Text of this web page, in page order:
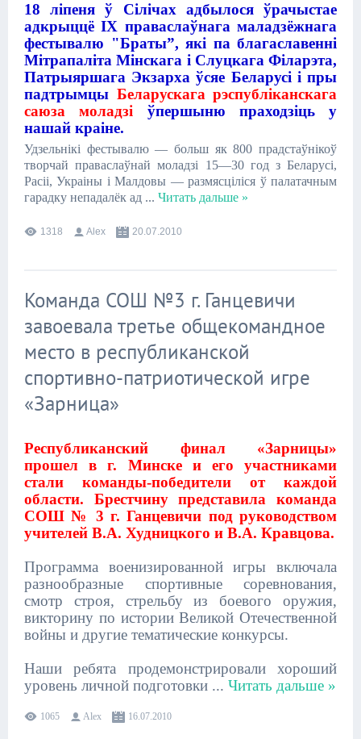
18 ліпеня ў Сілічах адбылося ўрачыстае
адкрыццё IX праваслаўнага маладзёжнага
фестывалю "Браты”, які па благаславенні
Мітрапаліта Мінскага і Слуцкага Філарэта,
Патрыяршага Экзарха ўсяе Беларусі і пры
падтрымцы Беларускага рэспубліканскага
саюза моладзі ўпершыню праходзіць у
нашай краіне.
Удзельнікі фестывалю — больш як 800 прадстаўнікоў
творчай праваслаўнай моладзі 15—30 год з Беларусі,
Расіі, Украіны і Малдовы — размясціліся ў палатачным
гарадку непадалёк ад ... Читать дальше »
1318 Alex 20.07.2010
Команда СОШ №3 г. Ганцевичи
завоевала третье общекомандное
место в республиканской
спортивно-патриотической игре
«Зарница»
Республиканский финал «Зарницы»
прошел в г. Минске и его участниками
стали команды-победители от каждой
области. Брестчину представила команда
СОШ № 3 г. Ганцевичи под руководством
учителей В.А. Худницкого и В.А. Кравцова.
Программа военизированной игры включала
разнообразные спортивные соревнования,
смотр строя, стрельбу из боевого оружия,
викторину по истории Великой Отечественной
войны и другие тематические конкурсы.
Наши ребята продемонстрировали хороший
уровень личной подготовки ... Читать дальше »
1065 Alex 16.07.2010